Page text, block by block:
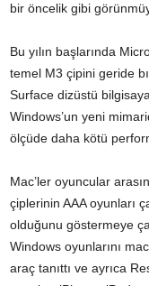
bir öncelik gibi
Bu yılın başlarında
temel M3 çipini geride
Surface dizüstü
Windows’un yeni
ölçüde daha kötü
Mac’ler oyuncular
çiplerinin AAA oyunları
olduğunu göstermeye
Windows oyunlarını
araç tanıttı ve ayrıca